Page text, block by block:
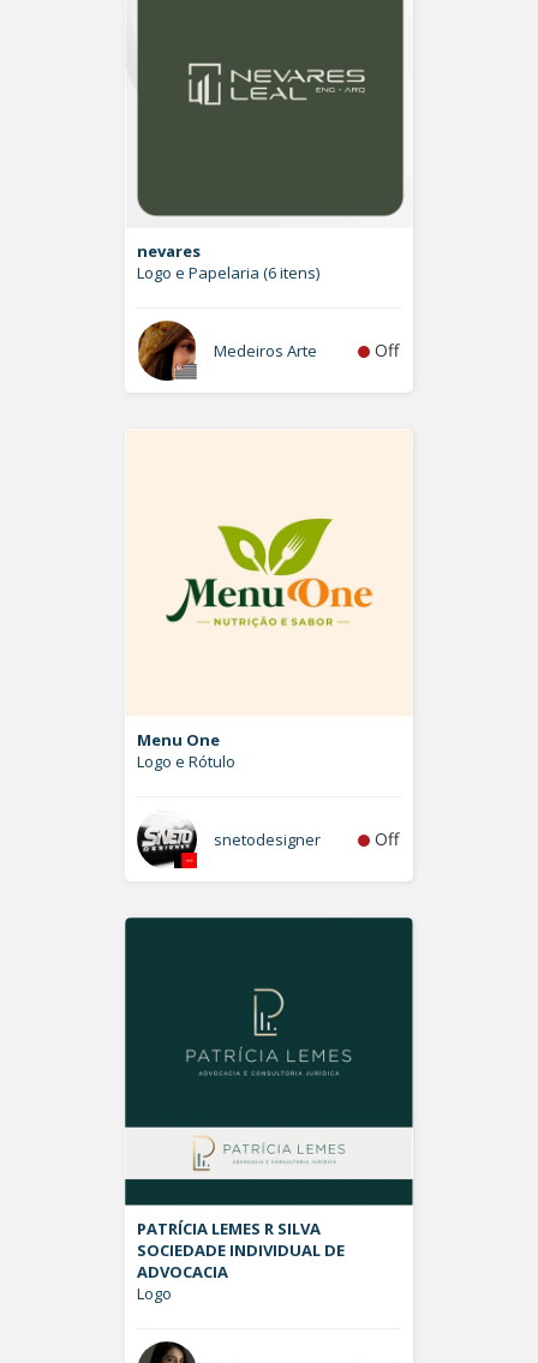
nevares
Logo e Papelaria (6 itens)
Medeiros Arte Off
Menu One
Logo e Rótulo
snetodesigner Off
PATRÍCIA LEMES R SILVA
SOCIEDADE INDIVIDUAL DE
ADVOCACIA
Logo